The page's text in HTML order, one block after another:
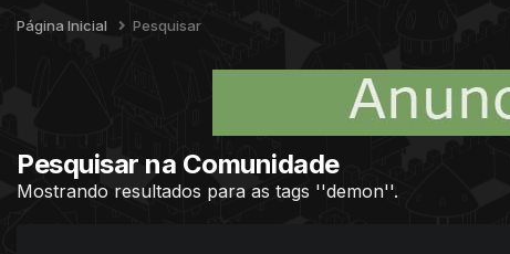
Página Inicial Pesquisar
Pesquisar na Comunidade
Mostrando resultados para as tags ''demon''.